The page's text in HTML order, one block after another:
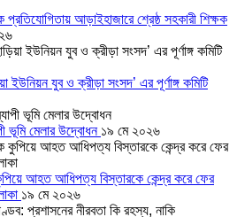
প্রতিযোগিতায় আড়াইহাজারে শ্রেষ্ঠ সহকারী শিক্ষক
ইউনিয়ন যুব ও ক্রীড়া সংসদ’ এর পূর্ণাঙ্গ কমিটি
ভূমি মেলার উদ্বোধন ১৯ মে ২০২৬
আহত আধিপত্য বিস্তারকে কেন্দ্র করে ফের
১৯ মে ২০২৬